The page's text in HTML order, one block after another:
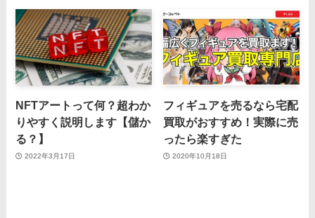
NFTアートって何？超わか
りやすく説明します【儲か
る？】
2022年3月17日
フィギュアを売るなら宅配
買取がおすすめ！実際に売
ったら楽すぎた
2020年10月18日